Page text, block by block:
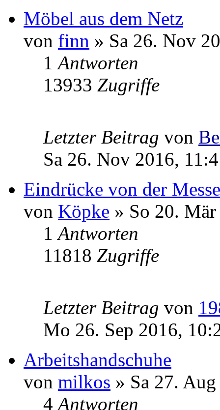
Möbel aus dem Netz
von finn » Sa 26. Nov
1Antworten
13933 Zugriffe
Letzter Beitrag von
Sa 26. Nov 2016,
Eindrücke von der
von Köpke » So 20.
1Antworten
11818 Zugriffe
Letzter Beitrag von
Mo 26. Sep 2016,
Arbeitshandschuhe
von milkos » Sa 27.
4Antworten